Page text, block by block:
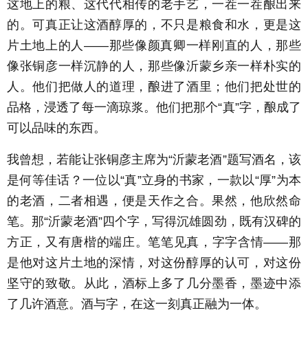
这地上的粮、这代代相传的老手艺，一茬一茬酿出来
的。可真正让这酒醇厚的，不只是粮食和水，更是这
片土地上的人——那些像颜真卿一样刚直的人，那些
像张铜彦一样沉静的人，那些像沂蒙乡亲一样朴实的
人。他们把做人的道理，酿进了酒里；他们把处世的
品格，浸透了每一滴琼浆。他们把那个“真”字，酿成了
可以品味的东西。
我曾想，若能让张铜彦主席为“沂蒙老酒”题写酒名，该
是何等佳话？一位以“真”立身的书家，一款以“厚”为本
的老酒，二者相遇，便是天作之合。果然，他欣然命
笔。那“沂蒙老酒”四个字，写得沉雄圆劲，既有汉碑的
方正，又有唐楷的端庄。笔笔见真，字字含情——那
是他对这片土地的深情，对这份醇厚的认可，对这份
坚守的致敬。从此，酒标上多了几分墨香，墨迹中添
了几许酒意。酒与字，在这一刻真正融为一体。